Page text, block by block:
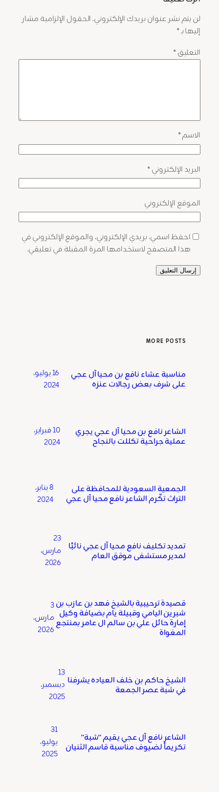
لن يتم نشر عنوان بريدك الإلكتروني.الحقول الإلزامية مشار
إليها بـ*
التعليق*
الاسم*
البريد الإلكتروني*
الموقع الإلكتروني
احفظ اسمي، بريدي الإلكتروني، والموقع الإلكتروني في
هذا المتصفح لاستخدامها المرة المقبلة في تعليقي.
MORE POSTS
مناسبة عشاء نافع بن محيا آل عجي
على شرف بعض رجالات عنزه
16 يوليو،
2024
الشاعر نافع بن محيا آل عجي يجري
عملية جراحية تكللت بالنجاح
10 فبراير،
2024
الجمعية السعودية للمحافظة على
التراث تكّرم الشاعر نافع محيا آل عجي
8 يناير،
2024
تمديد تكليف نافع محيا آل عجي نائبًا
لمدير مستشفى موقق العام
23
مارس،
2026
قصيدة ترحيبية بالشيخ فهد بن عازب بن
شبرين اليامي وقبيلة يام بضيافة وكيل
إمارة حائل علي بن سالم ال عامر بمنتجع
المغواة
3
مارس،
2026
الشيخ حاكم بن خلف العياده يشرفنا
في شبة عصر الجمعة
13
ديسمبر،
2025
الشاعر نافع آل عجي يقيم “شبة”
تكريماً لضيوف مناسبة قاسم الثنيان
31
يوليو،
2025